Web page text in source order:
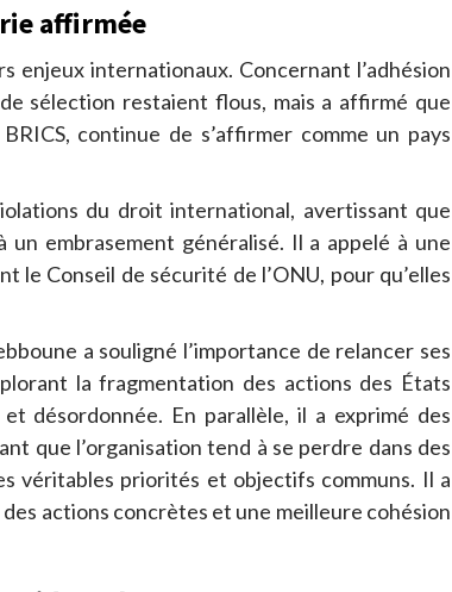
affirmée
enjeux internationaux. Concernant l’adhésion
sélection restaient flous, mais a affirmé que
continue de s’affirmer comme un pays
du droit international, avertissant que
un embrasement généralisé. Il a appelé à une
Conseil de sécurité de l’ONU, pour qu’elles
a souligné l’importance de relancer ses
la fragmentation des actions des États
désordonnée. En parallèle, il a exprimé des
que l’organisation tend à se perdre dans des
véritables priorités et objectifs communs. Il a
actions concrètes et une meilleure cohésion